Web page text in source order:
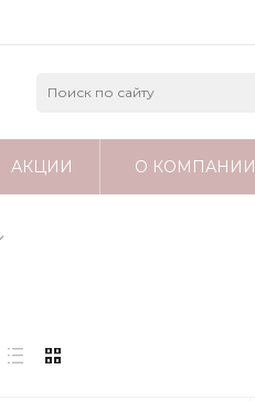
АКЦИИ О КОМПАНИИ